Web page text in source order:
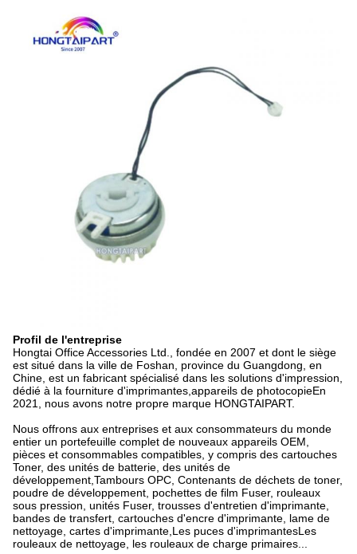
Profil de l'entreprise
Hongtai Office Accessories Ltd., fondée en 2007 et dont le siège
est situé dans la ville de Foshan, province du Guangdong, en
Chine, est un fabricant spécialisé dans les solutions d'impression,
dédié à la fourniture d'imprimantes,appareils de photocopieEn
2021, nous avons notre propre marque HONGTAIPART.
Nous offrons aux entreprises et aux consommateurs du monde
entier un portefeuille complet de nouveaux appareils OEM,
pièces et consommables compatibles, y compris des cartouches
Toner, des unités de batterie, des unités de
développement,Tambours OPC, Contenants de déchets de toner,
poudre de développement, pochettes de film Fuser, rouleaux
sous pression, unités Fuser, trousses d'entretien d'imprimante,
bandes de transfert, cartouches d'encre d'imprimante, lame de
nettoyage, cartes d'imprimante,Les puces d'imprimantesLes
rouleaux de nettoyage, les rouleaux de charge primaires...